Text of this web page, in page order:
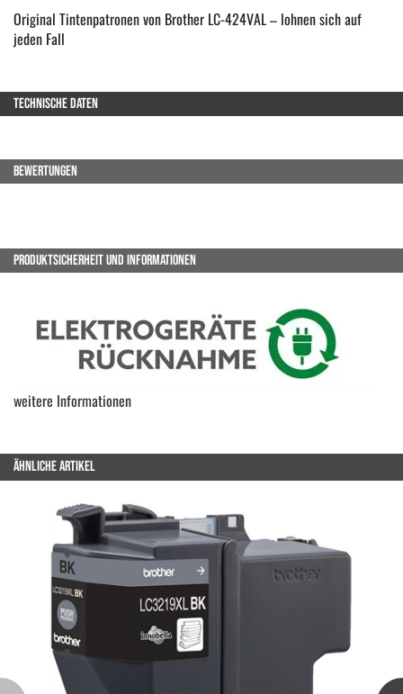
Original Tintenpatronen von Brother LC-424VAL – lohnen sich auf
jeden Fall
TECHNISCHE DATEN
BEWERTUNGEN
PRODUKTSICHERHEIT UND INFORMATIONEN
weitere Informationen
ÄHNLICHE ARTIKEL